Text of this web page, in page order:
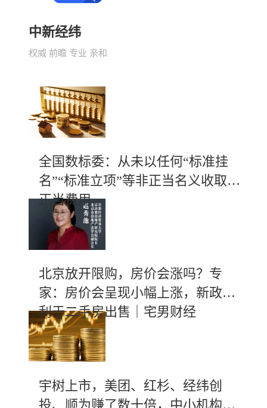
中新经纬
权威 前瞻 专业 亲和
全国数标委：从未以任何“标准挂
名”“标准立项”等非正当名义收取不
正当费用
北京放开限购，房价会涨吗？专
家：房价会呈现小幅上涨，新政有
利于二手房出售｜宅男财经
宇树上市，美团、红杉、经纬创
投、顺为赚了数十倍，中小机构斩